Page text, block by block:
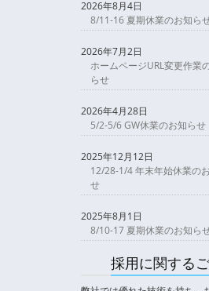
2026年8月4日
8/11-16 夏期休業のお知ら
2026年7月2日
ホームページURL変更作業
らせ
2026年4月28日
5/2-5/6 GW休業のお知らせ
2025年12月12日
12/28-1/4 年末年始休業の
せ
2025年8月1日
8/10-17 夏期休業のお知ら
採用に関する